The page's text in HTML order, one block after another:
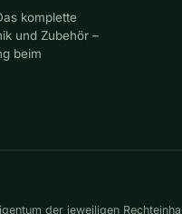
komplette
und Zubehör –
beim
der jeweiligen